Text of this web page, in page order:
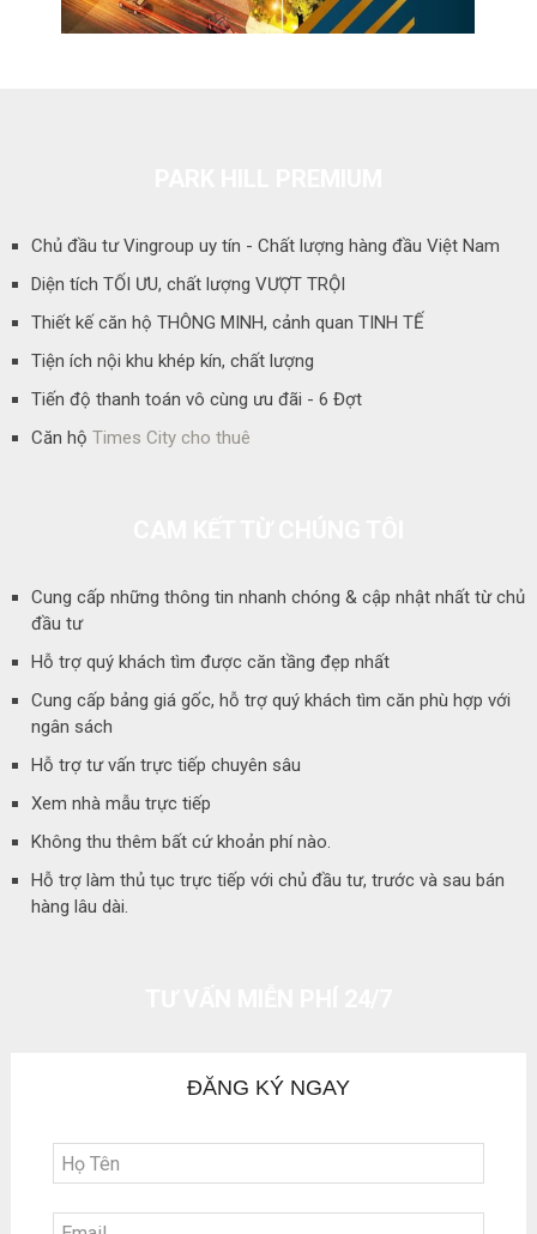
Chủ đầu tư Vingroup uy tín - Chất lượng hàng đầu Việt Nam
Diện tích TỐI ƯU, chất lượng VƯỢT TRỘI
Thiết kế căn hộ THÔNG MINH, cảnh quan TINH TẾ
Tiện ích nội khu khép kín, chất lượng
Tiến độ thanh toán vô cùng ưu đãi - 6 Đợt
Căn hộ Times City cho thuê
Cung cấp những thông tin nhanh chóng & cập nhật nhất từ chủ
đầu tư
Hỗ trợ quý khách tìm được căn tầng đẹp nhất
Cung cấp bảng giá gốc, hỗ trợ quý khách tìm căn phù hợp với
ngân sách
Hỗ trợ tư vấn trực tiếp chuyên sâu
Xem nhà mẫu trực tiếp
Không thu thêm bất cứ khoản phí nào.
Hỗ trợ làm thủ tục trực tiếp với chủ đầu tư, trước và sau bán
hàng lâu dài.
ĐĂNG KÝ NGAY